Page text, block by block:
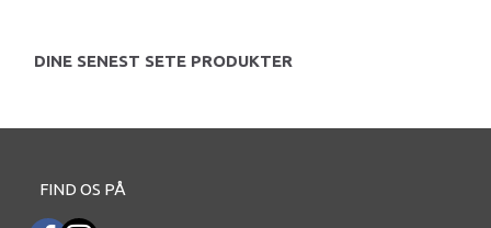
DINE SENEST SETE PRODUKTER
FIND OS PÅ